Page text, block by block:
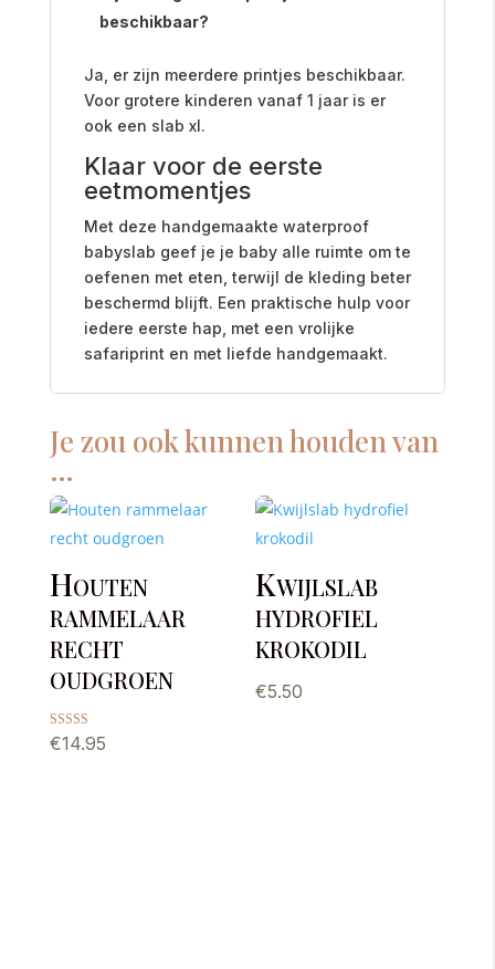
beschikbaar?
Ja, er zijn meerdere printjes beschikbaar.
Voor grotere kinderen vanaf 1 jaar is er
ook een slab xl.
Klaar voor de eerste
eetmomentjes
Met deze handgemaakte waterproof
babyslab geef je je baby alle ruimte om te
oefenen met eten, terwijl de kleding beter
beschermd blijft. Een praktische hulp voor
iedere eerste hap, met een vrolijke
safariprint en met liefde handgemaakt.
Je zou ook kunnen houden van
…
Houten
rammelaar
recht
oudgroen
Gewaardeerd
5.00
€14.95
Kwijlslab
hydrofiel
krokodil
€5.50